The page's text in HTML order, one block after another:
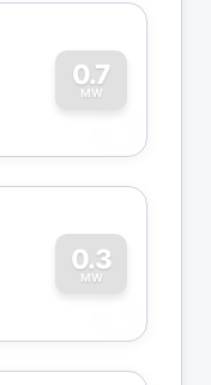
0.7
MW
0
0.3
MW
0